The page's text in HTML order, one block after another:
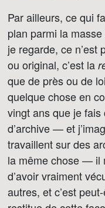
Par ailleurs, ce qui
plan parmi la
je regarde, ce n’est
ou original, c’est la
que de près ou de
quelque chose en
vingt ans que je
d’archive — et
travaillent sur des
la même chose — il
d’avoir vraiment
autres, et c’est